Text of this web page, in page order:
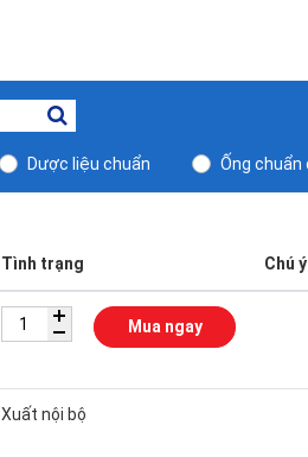
Dược liệu chuẩn Ống chuẩn
Tình trạng Chú ý
Mua ngay
Xuất nội bộ